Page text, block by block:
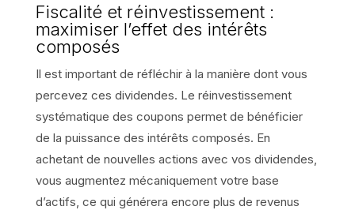
Fiscalité et réinvestissement :
maximiser l’effet des intérêts
composés
Il est important de réfléchir à la manière dont vous
percevez ces dividendes. Le réinvestissement
systématique des coupons permet de bénéficier
de la puissance des intérêts composés. En
achetant de nouvelles actions avec vos dividendes,
vous augmentez mécaniquement votre base
d’actifs, ce qui générera encore plus de revenus